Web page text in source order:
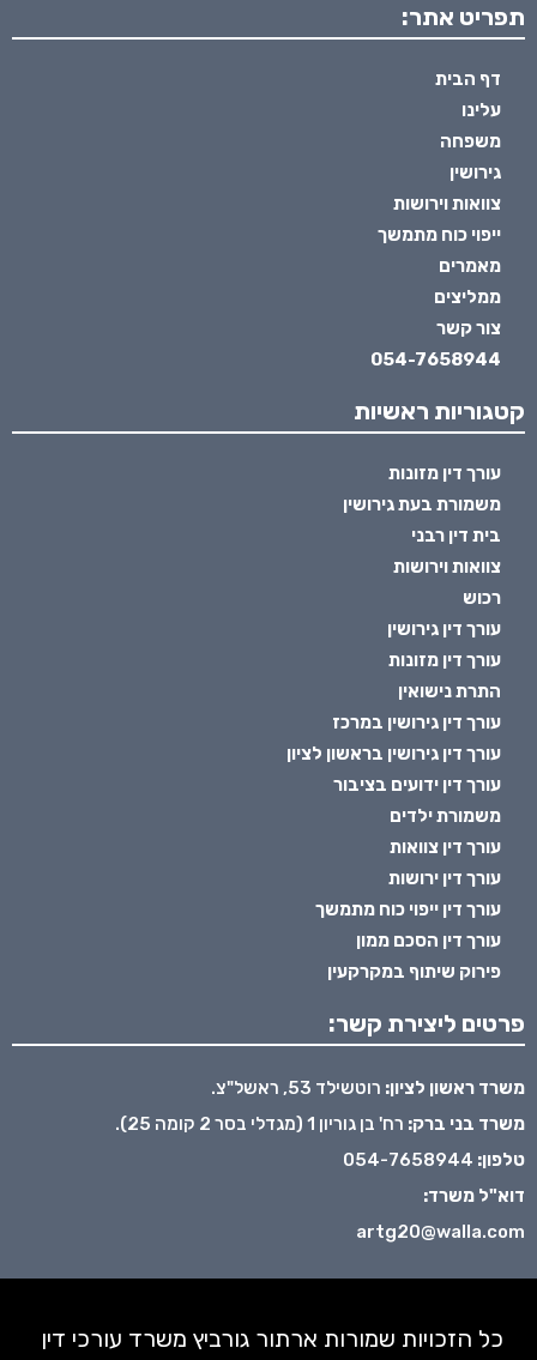
תפריט אתר:
דף הבית
עלינו
משפחה
גירושין
צוואות וירושות
ייפוי כוח מתמשך
מאמרים
ממליצים
צור קשר
054-7658944
קטגוריות ראשיות
עורך דין מזונות
משמורת בעת גירושין
בית דין רבני
צוואות וירושות
רכוש
עורך דין גירושין
עורך דין מזונות
התרת נישואין
עורך דין גירושין במרכז
עורך דין גירושין בראשון לציון
עורך דין ידועים בציבור
משמורת ילדים
עורך דין צוואות
עורך דין ירושות
עורך דין ייפוי כוח מתמשך
עורך דין הסכם ממון
פירוק שיתוף במקרקעין
פרטים ליצירת קשר:
משרד ראשון לציון: רוטשילד 53, ראשל"צ.
משרד בני ברק: רח' בן גוריון 1 (מגדלי בסר 2 קומה 25).
טלפון: 054-7658944
דוא"ל משרד:
artg20@walla.com
כל הזכויות שמורות ארתור גורביץ משרד עורכי דין